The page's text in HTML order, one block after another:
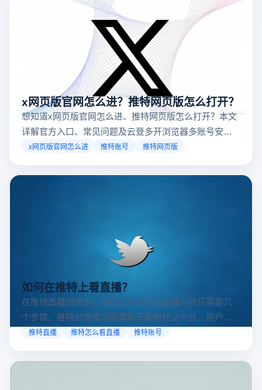
x网页版官网怎么进？推特网页版怎么打开？
想知道x网页版官网怎么进、推特网页版怎么打开？本文
详解官方入口、常见问题及云登多开浏览器多账号安全
访问方案，助你稳定登录高效运营。
x网页版官网怎么进 推特账号 推特网页版
如何在推特上看直播？
在推特直播很简单，浏览正在进行的直播内容只需要几
个步骤。推特的直播功能类似于其他社交平台，用户可
以通过关注自己喜欢的账号、浏览话题标签或查看实时
可以随时随地参与实时互动，无论是关注新闻事件、休
推特直播 推特怎么看直播 推特账号